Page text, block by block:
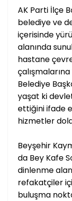
AK Parti İlçe
belediye ve
içerisinde
alanında
hastane
Belediye
yaşat ki
ettiğini ifade
hizmetler
Beyşehir
da Bey Kafe
dinlenme
refakatçiler
buluşma